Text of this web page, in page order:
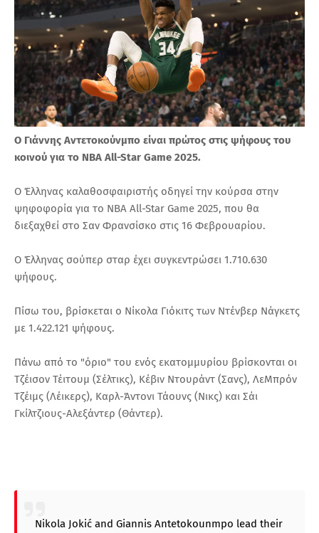
Ο Γιάννης Αντετοκούνμπο είναι πρώτος στις ψήφους του
κοινού για το NBA All-Star Game 2025.
Ο Έλληνας καλαθοσφαιριστής οδηγεί την κούρσα στην
ψηφοφορία για το NBA All-Star Game 2025, που θα
διεξαχθεί στο Σαν Φρανσίσκο στις 16 Φεβρουαρίου.
Ο Έλληνας σούπερ σταρ έχει συγκεντρώσει 1.710.630
ψήφους.
Πίσω του, βρίσκεται ο Νίκολα Γιόκιτς των Ντένβερ Νάγκετς
με 1.422.121 ψήφους.
Πάνω από το "όριο" του ενός εκατομμυρίου βρίσκονται οι
Τζέισον Τέιτουμ (Σέλτικς), Κέβιν Ντουράντ (Σανς), ΛεΜπρόν
Τζέιμς (Λέικερς), Καρλ-Άντονι Τάουνς (Νικς) και Σάι
Γκίλτζιους-Αλεξάντερ (Θάντερ).
Nikola Jokić and Giannis Antetokounmpo lead their